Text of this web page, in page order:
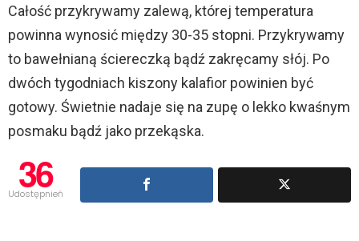
Całość przykrywamy zalewą, której temperatura
powinna wynosić między 30-35 stopni. Przykrywamy
to bawełnianą ściereczką bądź zakręcamy słój. Po
dwóch tygodniach kiszony kalafior powinien być
gotowy. Świetnie nadaje się na zupę o lekko kwaśnym
posmaku bądź jako przekąska.
36
Udostępnień